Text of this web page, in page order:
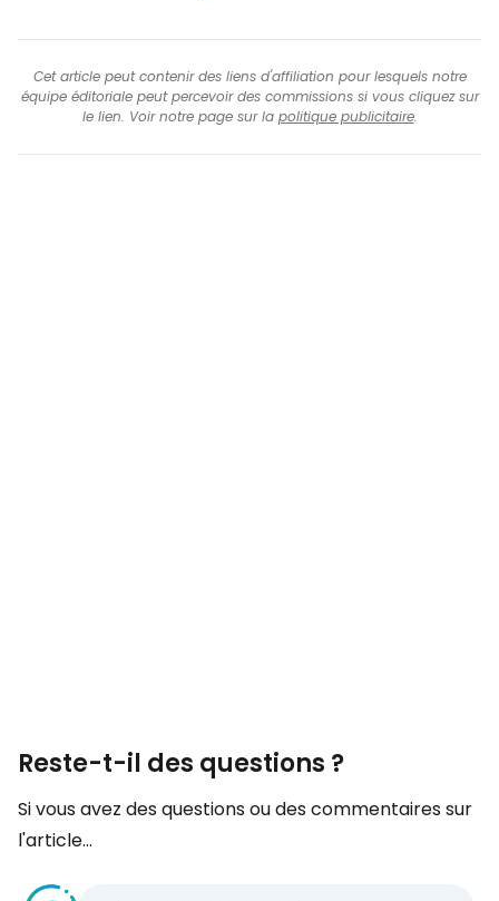
Cet article peut contenir des liens d'affiliation pour lesquels notre
équipe éditoriale peut percevoir des commissions si vous cliquez sur
le lien. Voir notre page sur la politique publicitaire.
Reste-t-il des questions ?
Si vous avez des questions ou des commentaires sur
l'article...